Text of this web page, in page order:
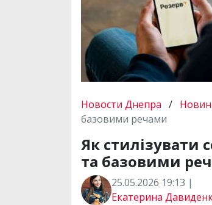
Новости Днепра /
базовими речами
Як стилізувати
та базовими
25.05.2026 19:13 |
Екатерина